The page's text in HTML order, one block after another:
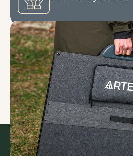
г. Москва, 5-я Кабельная ул., 2
г. Санкт-Петербург, ул.
Время работы с 10:00 до 21:00
Вся информация на сайте о товарах
характер и не является публичной
пунктом 2 статьи 437 ГК РФ.
право изменять характеристики
комплектность и цену без
продавца.
ТОРГОВЫЙ ДОМ «АРТ-